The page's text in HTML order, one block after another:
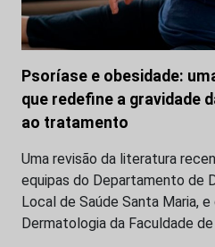
Psoríase e obesidade:
que redefine a gravidade
ao tratamento
Uma revisão da literatura
equipas do Departamento de
Local de Saúde Santa Maria,
Dermatologia da Faculdade